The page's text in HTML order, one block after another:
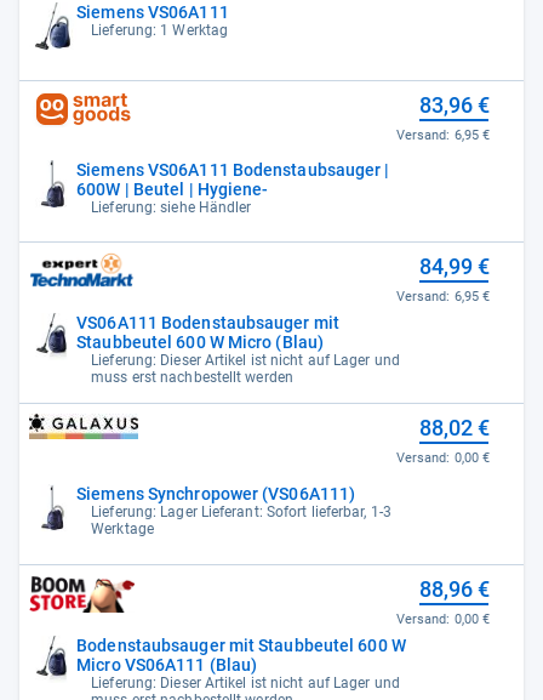
Siemens VS06A111
Lieferung: 1 Werktag
Siemens VS06A111 Bodenstaubsauger |
600W | Beutel | Hygiene-
Lieferung: siehe Händler
83,96 €
Versand: 6,95 €
VS06A111 Bodenstaubsauger mit
Staubbeutel 600 W Micro (Blau)
Lieferung: Dieser Artikel ist nicht auf Lager und
muss erst nachbestellt werden
84,99 €
Versand: 6,95 €
Siemens Synchropower (VS06A111)
Lieferung: Lager Lieferant: Sofort lieferbar, 1-3
Werktage
88,02 €
Versand: 0,00 €
Bodenstaubsauger mit Staubbeutel 600 W
Micro VS06A111 (Blau)
Lieferung: Dieser Artikel ist nicht auf Lager und
88,96 €
Versand: 0,00 €